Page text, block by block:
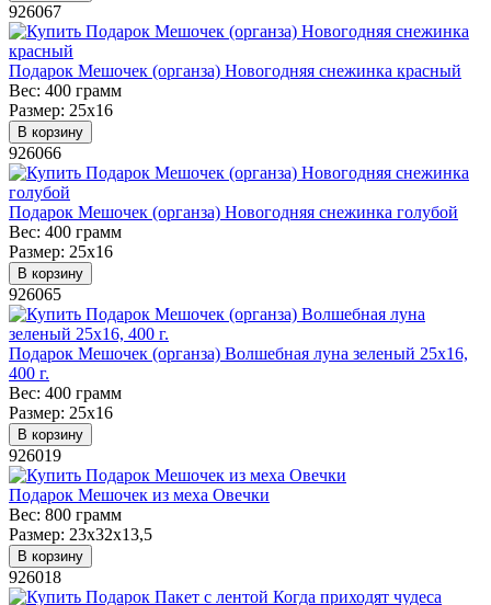
926067
Подарок Мешочек (органза) Новогодняя снежинка красный
Вес: 400 грамм
Размер: 25х16
В корзину
926066
Подарок Мешочек (органза) Новогодняя снежинка голубой
Вес: 400 грамм
Размер: 25х16
В корзину
926065
Подарок Мешочек (органза) Волшебная луна зеленый 25х16,
400 г.
Вес: 400 грамм
Размер: 25х16
В корзину
926019
Подарок Мешочек из меха Овечки
Вес: 800 грамм
Размер: 23х32х13,5
В корзину
926018